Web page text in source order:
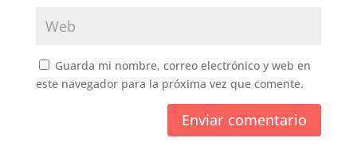
Guarda mi nombre, correo electrónico y web en
este navegador para la próxima vez que comente.